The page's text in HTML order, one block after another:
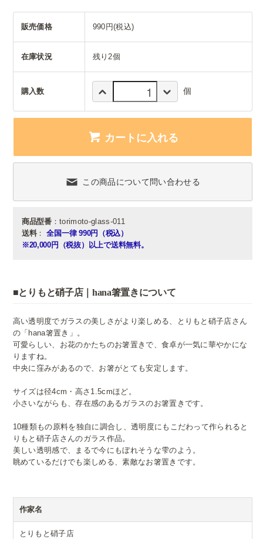
販売価格 990円(税込)
在庫状況 残り2個
購入数 個
カートに入れる
この商品について問い合わせる
商品型番：torimoto-glass-011
送料： 全国一律 990円（税込）
※20,000円（税抜）以上で送料無料。
■とりもと硝子店｜hana箸置きについて
高い透明度でガラスの美しさがより楽しめる、とりもと硝子店さん
の「hana箸置き」。
可愛らしい、お花のかたちのお箸置きで、食卓が一気に華やかにな
りますね。
中央に窪みがあるので、お箸がとても安定します。
サイズは径4cm・高さ1.5cmほど。
小さいながらも、存在感のあるガラスのお箸置きです。
10種類もの原料を独自に調合し、透明度にもこだわって作られると
りもと硝子店さんのガラス作品。
美しい透明感で、まるで今にもぼれそうな雫のよう。
眺めているだけでも楽しめる、素敵なお箸置きです。
作家名
とりもと硝子店